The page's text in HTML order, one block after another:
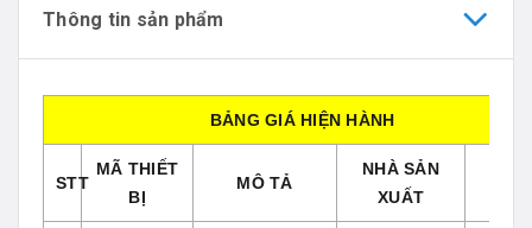
Thông tin sản phẩm
BẢNG GIÁ HIỆN HÀNH
STT
MÃ THIẾT
BỊ
MÔ TẢ
NHÀ SẢN
XUẤT